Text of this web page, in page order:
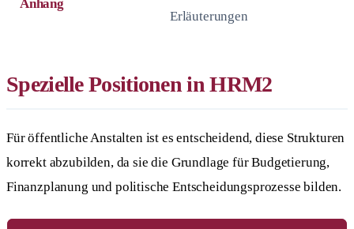
Anhang
Erläuterungen
Spezielle Positionen in HRM2
Für öffentliche Anstalten ist es entscheidend, diese Strukturen
korrekt abzubilden, da sie die Grundlage für Budgetierung,
Finanzplanung und politische Entscheidungsprozesse bilden.